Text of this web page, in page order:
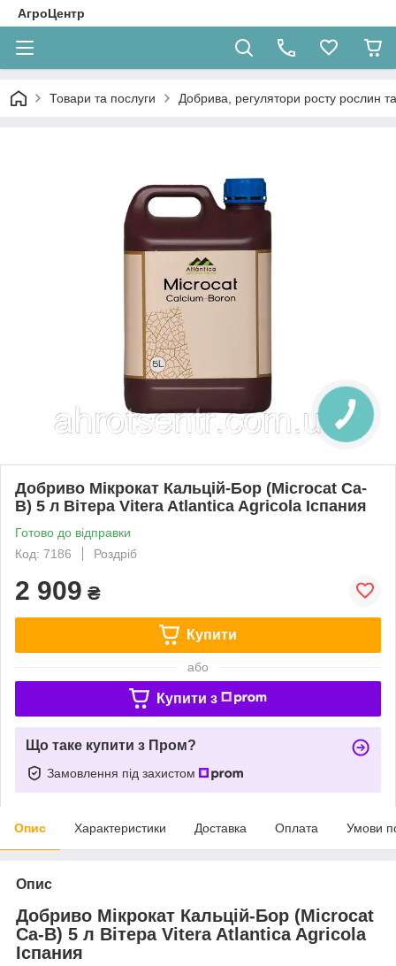
АгроЦентр
Товари та послуги Добрива, регулятори росту рослин
Добриво Мікрокат Кальцій-Бор (Microcat Са-
В) 5 л Вітера Vitera Atlantica Agricola Іспания
Готово до відправки
Код: 7186
Роздріб
2 909 ₴
Купити
або
Купити з
Що таке купити з Пром?
Замовлення під захистом
Опис Характеристики Доставка Оплата Умови
Опис
Добриво Мікрокат Кальцій-Бор (Microcat
Са-В) 5 л Вітера Vitera Atlantica Agricola
Іспания